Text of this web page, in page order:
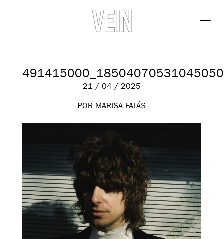
21 / 04 / 2025
POR MARISA FATÁS